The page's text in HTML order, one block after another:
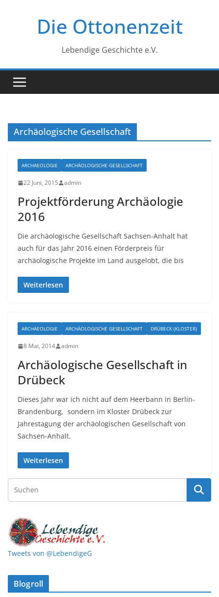
Die Ottonenzeit
Lebendige Geschichte e.V.
Archäologische Gesellschaft
ARCHAEOLOGIE ARCHÄOLOGISCHE GESELLSCHAFT
22 Juni, 2015 admin
Projektförderung Archäologie
2016
Die archäologische Gesellschaft Sachsen-Anhalt hat
auch für das Jahr 2016 einen Förderpreis für
archäologische Projekte im Land ausgelobt, die bis
Weiterlesen
ARCHAEOLOGIE ARCHÄOLOGISCHE GESELLSCHAFT DRÜBECK (KLOSTER)
8 Mai, 2014 admin
Archäologische Gesellschaft in
Drübeck
Dieses Jahr war ich nicht auf dem Heerbann in Berlin-
Brandenburg, sondern im Kloster Drübeck zur
Jahrestagung der archäologischen Gesellschaft von
Sachsen-Anhalt.
Weiterlesen
Tweets von @LebendigeG
Blogroll